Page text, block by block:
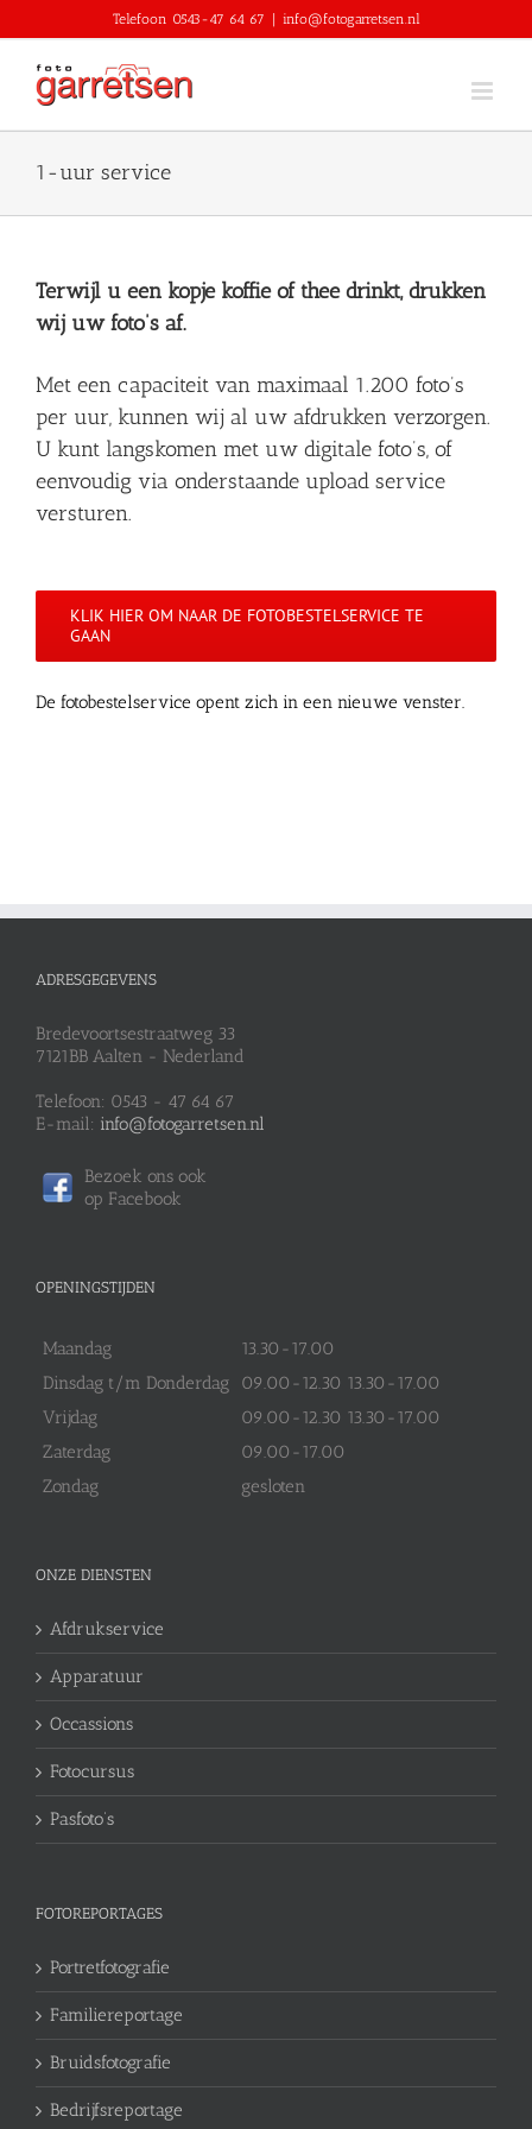
Telefoon 0543-47 64 67 info@fotogarretsen.nl
1-uur service
Terwijl u een kopje koffie of thee drinkt, drukken
wij uw foto’s af.
Met een capaciteit van maximaal 1.200 foto’s
per uur, kunnen wij al uw afdrukken verzorgen.
U kunt langskomen met uw digitale foto’s, of
eenvoudig via onderstaande upload service
versturen.
KLIK HIER OM NAAR DE FOTOBESTELSERVICE TE
GAAN
De fotobestelservice opent zich in een nieuwe venster.
ADRESGEGEVENS
Bredevoortsestraatweg 33
7121BB Aalten - Nederland
Telefoon: 0543 - 47 64 67
E-mail: info@fotogarretsen.nl
Bezoek ons ook
op Facebook
OPENINGSTIJDEN
Maandag
13.30-17.00
Dinsdag t/m Donderdag
09.00-12.30 13.30-17.00
Vrijdag
09.00-12.30 13.30-17.00
Zaterdag
09.00-17.00
Zondag
gesloten
ONZE DIENSTEN
Afdrukservice
Apparatuur
Occassions
Fotocursus
Pasfoto’s
FOTOREPORTAGES
Portretfotografie
Familiereportage
Bruidsfotografie
Bedrijfsreportage